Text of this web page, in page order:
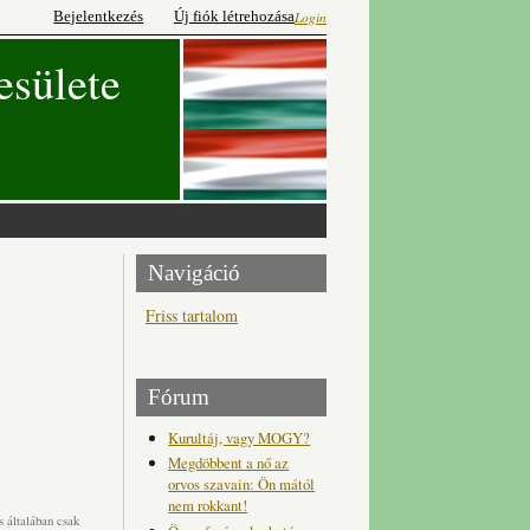
Login
Bejelentkezés Új fiók létrehozása
általában csak
Navigáció
Friss tartalom
Fórum
Kurultáj, vagy MOGY?
Megdöbbent a nő az
orvos szavain: Ön mától
nem rokkant!